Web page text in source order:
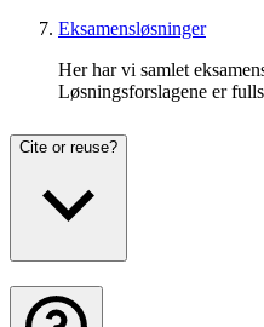
Eksamensløsninger
Her har vi samlet
Løsningsforslagene er
Cite or reuse?